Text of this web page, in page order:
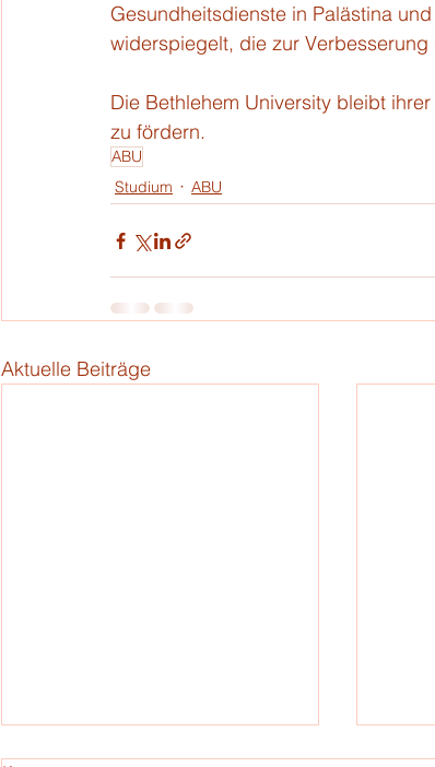
Gesundheitsdienste in Palästina
widerspiegelt, die zur
Die Bethlehem University bleibt
zu fördern.
ABU
Studium
ABU
Aktuelle Beiträge